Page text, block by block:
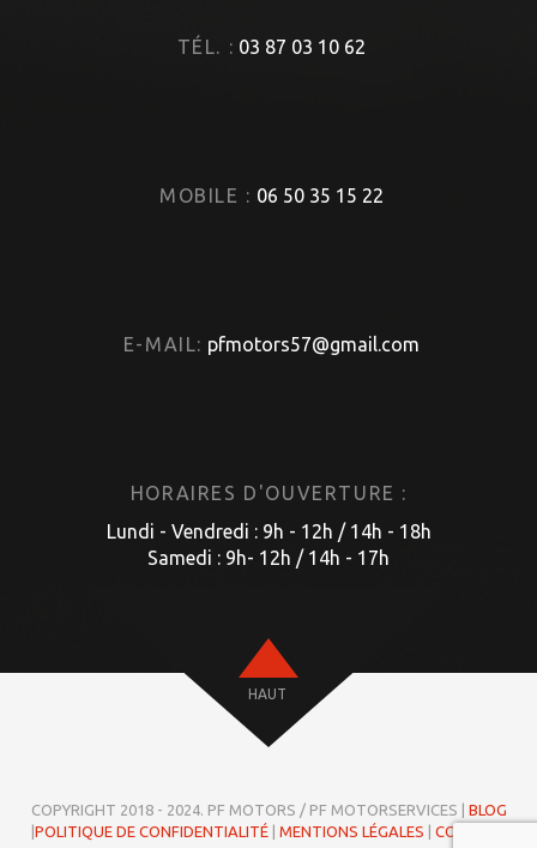
TÉL. : 03 87 03 10 62
MOBILE : 06 50 35 15 22
E-MAIL: pfmotors57@gmail.com
HORAIRES D'OUVERTURE :
Lundi - Vendredi : 9h - 12h / 14h - 18h
Samedi : 9h- 12h / 14h - 17h
HAUT
COPYRIGHT 2018 - 2024. PF MOTORS / PF MOTORSERVICES | BLOG
POLITIQUE DE CONFIDENTIALITÉ| MENTIONS LÉGALES COOKIES